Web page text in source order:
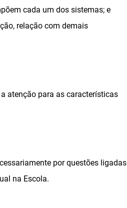
cada um dos sistemas; e
relação com demais
atenção para as características
por questões ligadas
na Escola.